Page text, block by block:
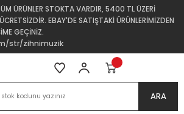
ÜRÜNLER STOKTA VARDIR, 5400 TL ÜZERİ
EBAY'DE SATIŞTAKİ ÜRÜNLERİMİZDEN
GEÇİNİZ.
str/zihnimuzik
ARA